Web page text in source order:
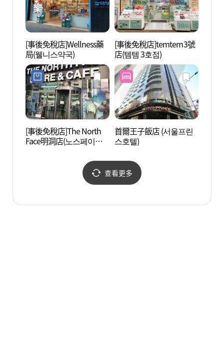
[事後免稅店]Wellness藥
局(웰니스약국)
[事後免稅店]temtem3號
店(템템 3호점)
[事後免稅店]The North
Face明洞店(노스페이스
首爾王子飯店 (서울프린
스호텔)
查看更多